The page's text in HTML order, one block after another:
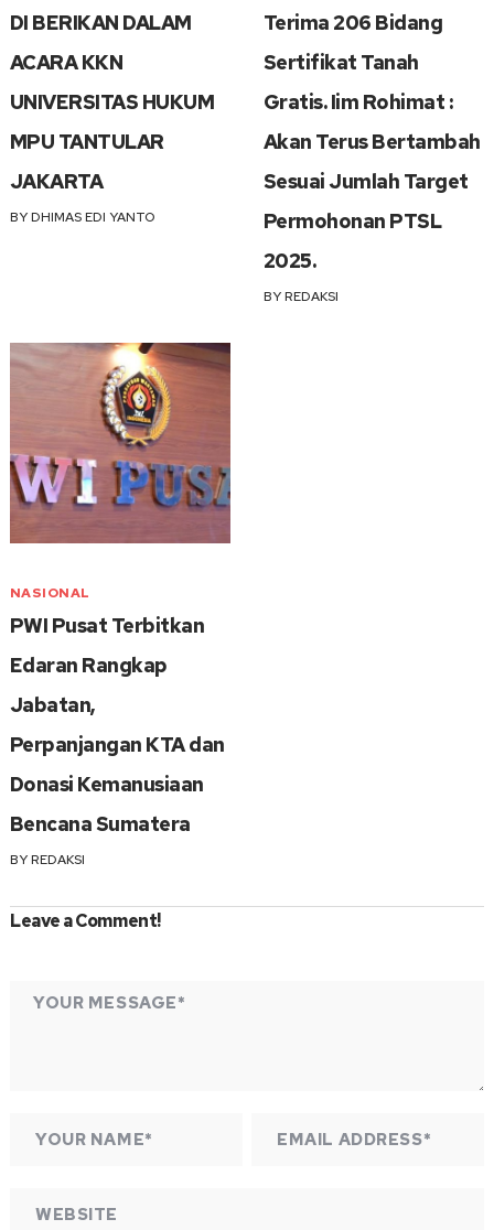
DI BERIKAN DALAM
ACARA KKN
UNIVERSITAS HUKUM
MPU TANTULAR
JAKARTA
BYDHIMAS EDI YANTO
Terima 206 Bidang
Sertifikat Tanah
Gratis. Iim Rohimat :
Akan Terus Bertambah
Sesuai Jumlah Target
Permohonan PTSL
2025.
BYREDAKSI
NASIONAL
PWI Pusat Terbitkan
Edaran Rangkap
Jabatan,
Perpanjangan KTA dan
Donasi Kemanusiaan
Bencana Sumatera
BYREDAKSI
Leave a Comment!